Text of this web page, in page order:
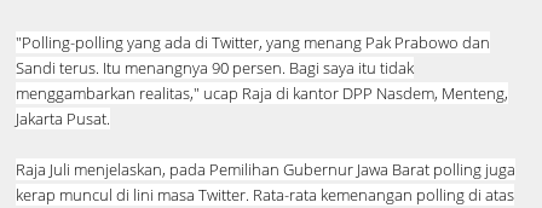
"Polling-polling yang ada di Twitter, yang menang Pak Prabowo dan
Sandi terus. Itu menangnya 90 persen. Bagi saya itu tidak
menggambarkan realitas," ucap Raja di kantor DPP Nasdem, Menteng,
Jakarta Pusat.
Raja Juli menjelaskan, pada Pemilihan Gubernur Jawa Barat polling juga
kerap muncul di lini masa Twitter. Rata-rata kemenangan polling di atas